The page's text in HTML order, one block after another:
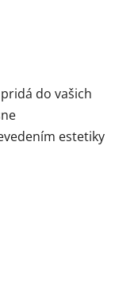
pridá do vašich
estetiky